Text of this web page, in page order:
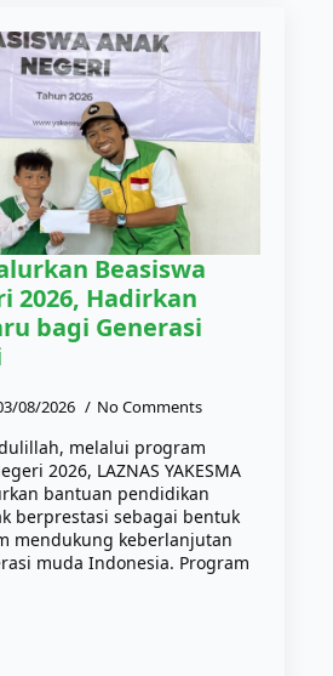
Beasiswa
2026, Hadirkan
bagi Generasi
08/2026 No Comments
melalui program
2026, LAZNAS YAKESMA
bantuan pendidikan
berprestasi sebagai bentuk
mendukung keberlanjutan
muda Indonesia. Program